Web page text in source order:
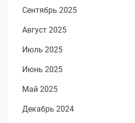
Сентябрь 2025
Август 2025
Июль 2025
Июнь 2025
Май 2025
Декабрь 2024